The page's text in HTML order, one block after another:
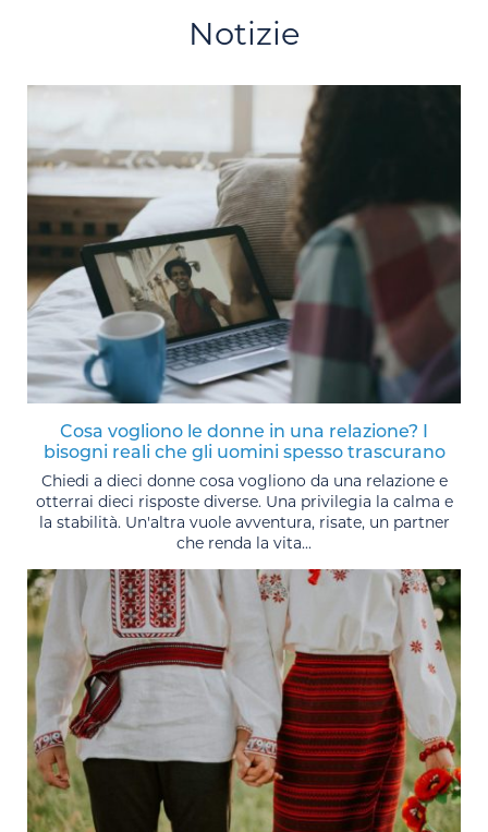
Notizie
Cosa vogliono le donne in una relazione? I
bisogni reali che gli uomini spesso trascurano
Chiedi a dieci donne cosa vogliono da una relazione e
otterrai dieci risposte diverse. Una privilegia la calma e
la stabilità. Un'altra vuole avventura, risate, un partner
che renda la vita...